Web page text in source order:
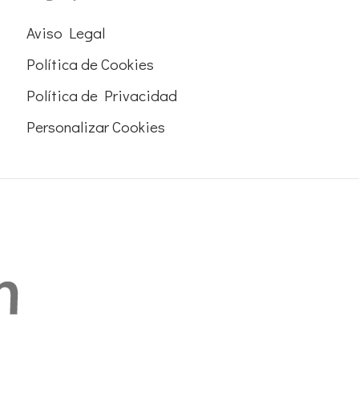
Aviso Legal
Política de Cookies
Política de Privacidad
Personalizar Cookies